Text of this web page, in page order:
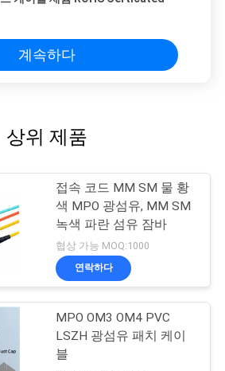
계속하다
상위 제품
접속 코드 MM SM 물 황
색 MPO 광섬유, MM SM
녹색 파란 섬유 잠바
협상 가능 MOQ:1000
연락하다
MPO OM3 OM4 PVC
LSZH 광섬유 패치 케이
블